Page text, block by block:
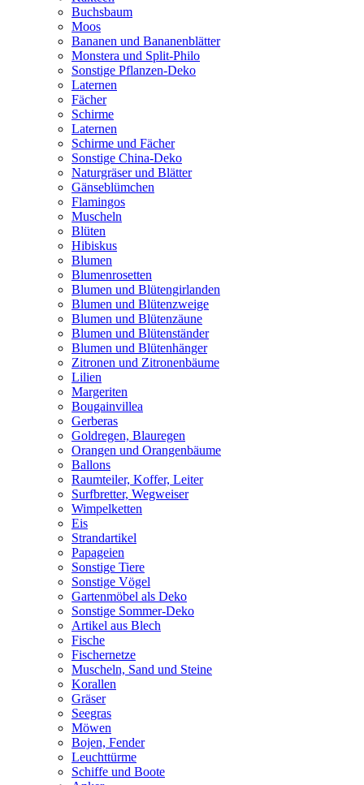
Buchsbaum
Moos
Bananen und Bananenblätter
Monstera und Split-Philo
Sonstige Pflanzen-Deko
Laternen
Fächer
Schirme
Laternen
Schirme und Fächer
Sonstige China-Deko
Naturgräser und Blätter
Gänseblümchen
Flamingos
Muscheln
Blüten
Hibiskus
Blumen
Blumenrosetten
Blumen und Blütengirlanden
Blumen und Blütenzweige
Blumen und Blütenzäune
Blumen und Blütenständer
Blumen und Blütenhänger
Zitronen und Zitronenbäume
Lilien
Margeriten
Bougainvillea
Gerberas
Goldregen, Blauregen
Orangen und Orangenbäume
Ballons
Raumteiler, Koffer, Leiter
Surfbretter, Wegweiser
Wimpelketten
Eis
Strandartikel
Papageien
Sonstige Tiere
Sonstige Vögel
Gartenmöbel als Deko
Sonstige Sommer-Deko
Artikel aus Blech
Fische
Fischernetze
Muscheln, Sand und Steine
Korallen
Gräser
Seegras
Möwen
Bojen, Fender
Leuchttürme
Schiffe und Boote